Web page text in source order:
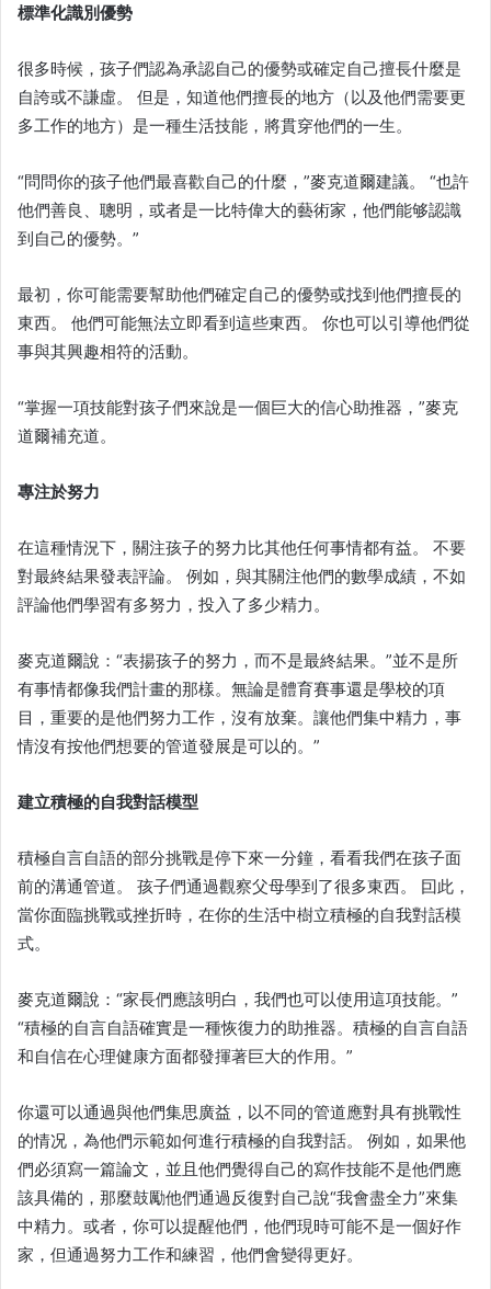
標準化識別優勢
很多時候，孩子們認為承認自己的優勢或確定自己擅長什麼是
自誇或不謙虛。 但是，知道他們擅長的地方（以及他們需要更
多工作的地方）是一種生活技能，將貫穿他們的一生。
“問問你的孩子他們最喜歡自己的什麼，”麥克道爾建議。 “也許
他們善良、聰明，或者是一比特偉大的藝術家，他們能够認識
到自己的優勢。”
最初，你可能需要幫助他們確定自己的優勢或找到他們擅長的
東西。 他們可能無法立即看到這些東西。 你也可以引導他們從
事與其興趣相符的活動。
“掌握一項技能對孩子們來說是一個巨大的信心助推器，”麥克
道爾補充道。
專注於努力
在這種情況下，關注孩子的努力比其他任何事情都有益。 不要
對最終結果發表評論。 例如，與其關注他們的數學成績，不如
評論他們學習有多努力，投入了多少精力。
麥克道爾說：“表揚孩子的努力，而不是最終結果。”並不是所
有事情都像我們計畫的那樣。無論是體育賽事還是學校的項
目，重要的是他們努力工作，沒有放棄。讓他們集中精力，事
情沒有按他們想要的管道發展是可以的。”
建立積極的自我對話模型
積極自言自語的部分挑戰是停下來一分鐘，看看我們在孩子面
前的溝通管道。 孩子們通過觀察父母學到了很多東西。 囙此，
當你面臨挑戰或挫折時，在你的生活中樹立積極的自我對話模
式。
麥克道爾說：“家長們應該明白，我們也可以使用這項技能。”
“積極的自言自語確實是一種恢復力的助推器。積極的自言自語
和自信在心理健康方面都發揮著巨大的作用。”
你還可以通過與他們集思廣益，以不同的管道應對具有挑戰性
的情况，為他們示範如何進行積極的自我對話。 例如，如果他
們必須寫一篇論文，並且他們覺得自己的寫作技能不是他們應
該具備的，那麼鼓勵他們通過反復對自己說“我會盡全力”來集
中精力。或者，你可以提醒他們，他們現時可能不是一個好作
家，但通過努力工作和練習，他們會變得更好。